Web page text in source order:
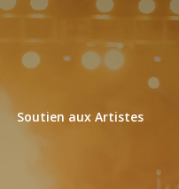
Soutien aux Artistes